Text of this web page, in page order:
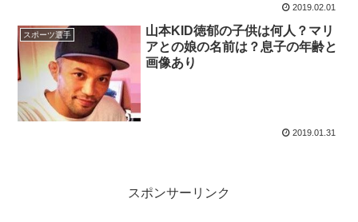
2019.02.01
スポーツ選手
山本KID徳郁の子供は何人？マリ
アとの娘の名前は？息子の年齢と
画像あり
2019.01.31
スポンサーリンク